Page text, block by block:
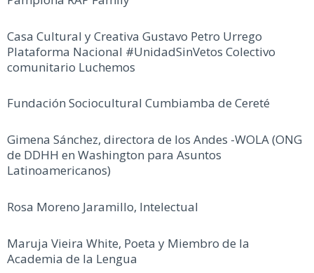
Casa Cultural y Creativa Gustavo Petro Urrego
Plataforma Nacional #UnidadSinVetos Colectivo
comunitario Luchemos
Fundación Sociocultural Cumbiamba de Cereté
Gimena Sánchez, directora de los Andes -WOLA (ONG
de DDHH en Washington para Asuntos
Latinoamericanos)
Rosa Moreno Jaramillo, Intelectual
Maruja Vieira White, Poeta y Miembro de la
Academia de la Lengua